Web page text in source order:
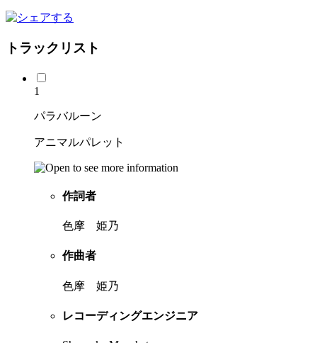
トラックリスト
1
パラバルーン
アニマルパレット
作詞者
色摩 姫乃
作曲者
色摩 姫乃
レコーディングエンジニア